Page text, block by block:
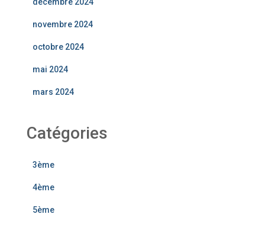
décembre 2024
novembre 2024
octobre 2024
mai 2024
mars 2024
Catégories
3ème
4ème
5ème